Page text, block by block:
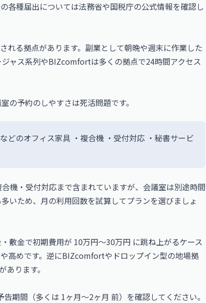
各種届出については法務省や国税庁の公式情報を確認し
れる拠点があります。副業として朝晩や週末に作業した
ャス系列やBIZcomfortは多くの拠点で24時間アクセス
の予約のしやすさは死活問題です。
どのオフィス家具 ・複合機 ・受付対応 ・秘書サービ
機・受付対応まで含まれていますが、会議室は別途時間
いため、月の利用回数を試算してプランを選びましょ
敷金で初期費用が 10万円〜30万円 に跳ね上がるケース
高めです。逆にBIZcomfortやドロップイン型の地場拠
ります。
期間（多くは 1ヶ月〜2ヶ月 前）を確認してください。